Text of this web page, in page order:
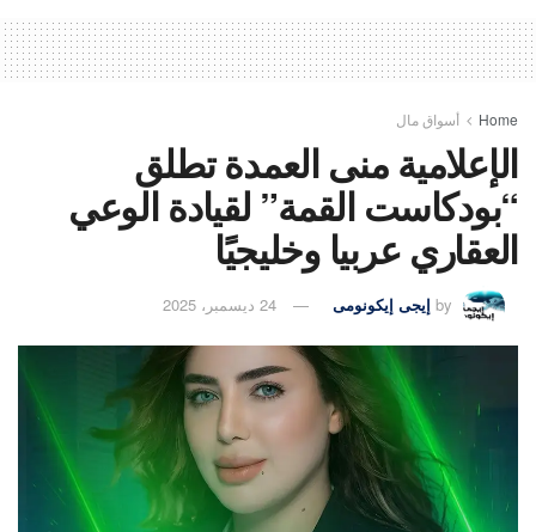
Home أسواق مال
الإعلامية منى العمدة تطلق
“بودكاست القمة” لقيادة الوعي
العقاري عربيا وخليجيًا
by إيجى إيكونومى 24 ديسمبر، 2025